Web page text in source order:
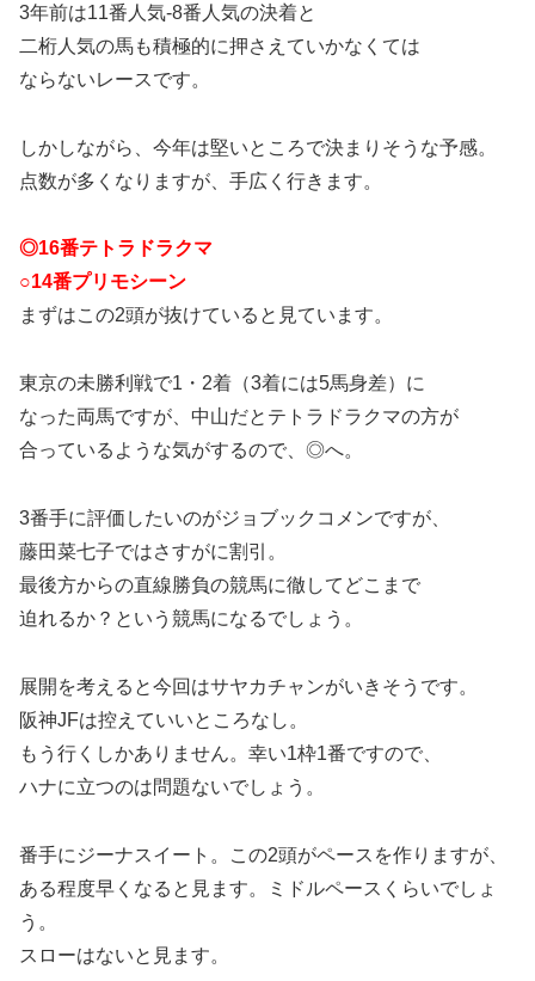
3年前は11番人気-8番人気の決着と
二桁人気の馬も積極的に押さえていかなくては
ならないレースです。
しかしながら、今年は堅いところで決まりそうな予感。
点数が多くなりますが、手広く行きます。
◎16番テトラドラクマ
○14番プリモシーン
まずはこの2頭が抜けていると見ています。
東京の未勝利戦で1・2着（3着には5馬身差）に
なった両馬ですが、中山だとテトラドラクマの方が
合っているような気がするので、◎へ。
3番手に評価したいのがジョブックコメンですが、
藤田菜七子ではさすがに割引。
最後方からの直線勝負の競馬に徹してどこまで
迫れるか？という競馬になるでしょう。
展開を考えると今回はサヤカチャンがいきそうです。
阪神JFは控えていいところなし。
もう行くしかありません。幸い1枠1番ですので、
ハナに立つのは問題ないでしょう。
番手にジーナスイート。この2頭がペースを作りますが、
ある程度早くなると見ます。ミドルペースくらいでしょ
う。
スローはないと見ます。